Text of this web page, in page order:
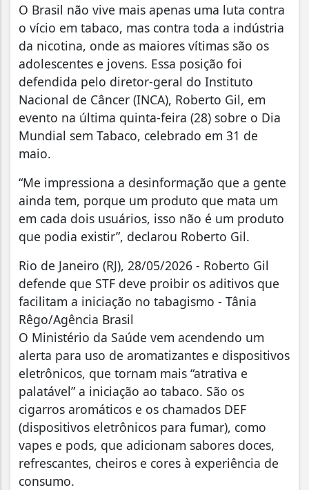
O Brasil não vive mais apenas uma luta contra
o vício em tabaco, mas contra toda a indústria
da nicotina, onde as maiores vítimas são os
adolescentes e jovens. Essa posição foi
defendida pelo diretor-geral do Instituto
Nacional de Câncer (INCA), Roberto Gil, em
evento na última quinta-feira (28) sobre o Dia
Mundial sem Tabaco, celebrado em 31 de
maio.
“Me impressiona a desinformação que a gente
ainda tem, porque um produto que mata um
em cada dois usuários, isso não é um produto
que podia existir”, declarou Roberto Gil.
Rio de Janeiro (RJ), 28/05/2026 - Roberto Gil
defende que STF deve proibir os aditivos que
facilitam a iniciação no tabagismo - Tânia
Rêgo/Agência Brasil
O Ministério da Saúde vem acendendo um
alerta para uso de aromatizantes e dispositivos
eletrônicos, que tornam mais “atrativa e
palatável” a iniciação ao tabaco. São os
cigarros aromáticos e os chamados DEF
(dispositivos eletrônicos para fumar), como
vapes e pods, que adicionam sabores doces,
refrescantes, cheiros e cores à experiência de
consumo.